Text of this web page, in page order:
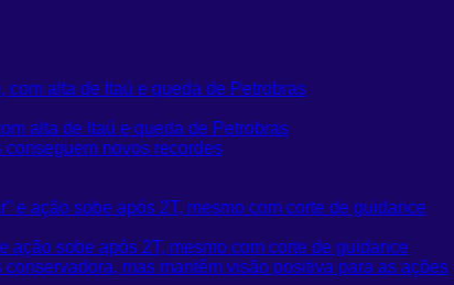
alta de Itaú e queda de Petrobras
conseguem novos recordes
ação sobe após 2T, mesmo com corte de guidance
mas mantêm visão positiva para as ações